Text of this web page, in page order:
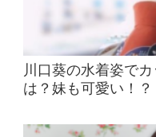
川口葵の水着姿で
は？妹も可愛い！？